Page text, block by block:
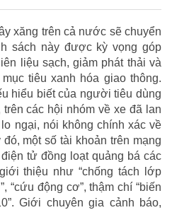
xăng trên cả nước sẽ chuyển
sách này được kỳ vọng góp
liệu sạch, giảm phát thải và
tiêu xanh hóa giao thông.
hiểu biết của người tiêu dùng
các hội nhóm về xe đã lan
ngại, nói không chính xác về
một số tài khoản trên mạng
tử đồng loạt quảng bá các
thiệu như “chống tách lớp
“cứu động cơ”, thậm chí “biến
Giới chuyên gia cảnh báo,